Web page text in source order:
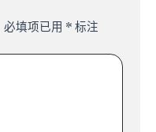
必填项已用 * 标注